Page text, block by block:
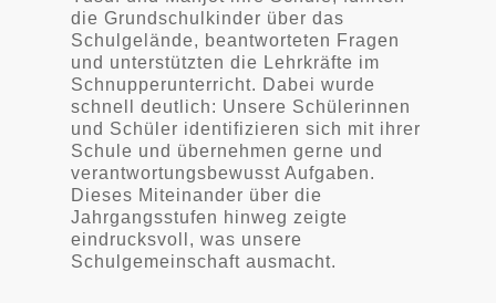
die Grundschulkinder über das
Schulgelände, beantworteten Fragen
und unterstützten die Lehrkräfte im
Schnupperunterricht. Dabei wurde
schnell deutlich: Unsere Schülerinnen
und Schüler identifizieren sich mit ihrer
Schule und übernehmen gerne und
verantwortungsbewusst Aufgaben.
Dieses Miteinander über die
Jahrgangsstufen hinweg zeigte
eindrucksvoll, was unsere
Schulgemeinschaft ausmacht.